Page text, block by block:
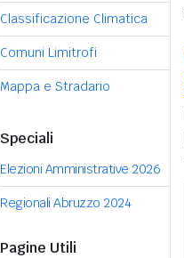
Classificazione Climatica
Comuni Limitrofi
Mappa e Stradario
Speciali
Elezioni Amministrative 2026
Regionali Abruzzo 2024
Pagine Utili